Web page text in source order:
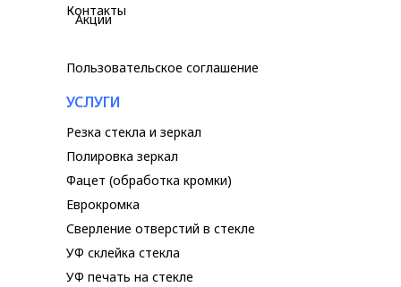
Контакты
Акции
Фацет (обработка кромки)
Полировка зеркал
Еврокромка
Сверление отверстий в стекле
УФ склейка стекла
УФ печать на стекле
Резка стекла и зеркал
Пользовательское соглашение
УСЛУГИ